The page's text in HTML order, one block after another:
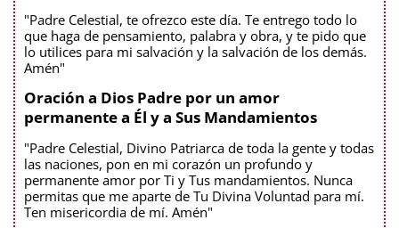
"Padre Celestial, te ofrezco este día. Te entrego todo lo
que haga de pensamiento, palabra y obra, y te pido que
lo utilices para mi salvación y la salvación de los demás.
Amén"
Oración a Dios Padre por un amor
permanente a Él y a Sus Mandamientos
"Padre Celestial, Divino Patriarca de toda la gente y todas
las naciones, pon en mi corazón un profundo y
permanente amor por Ti y Tus mandamientos. Nunca
permitas que me aparte de Tu Divina Voluntad para mí.
Ten misericordia de mí. Amén"